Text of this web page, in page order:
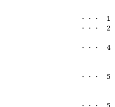
・・・ 1
・・・ 2
・・・ 4
・・・ 5